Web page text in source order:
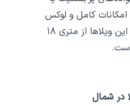
امکانات کامل و لوکس
هستند، مناسب است. قیمت این ویلاها از متری ۱۸
در شمال